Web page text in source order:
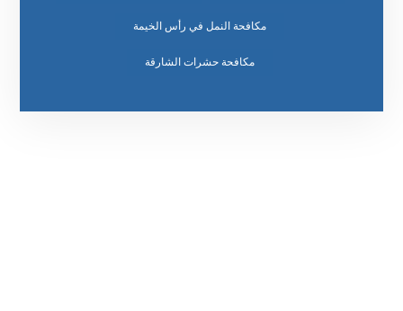
مكافحة النمل في رأس الخيمة
مكافحة حشرات الشارقة